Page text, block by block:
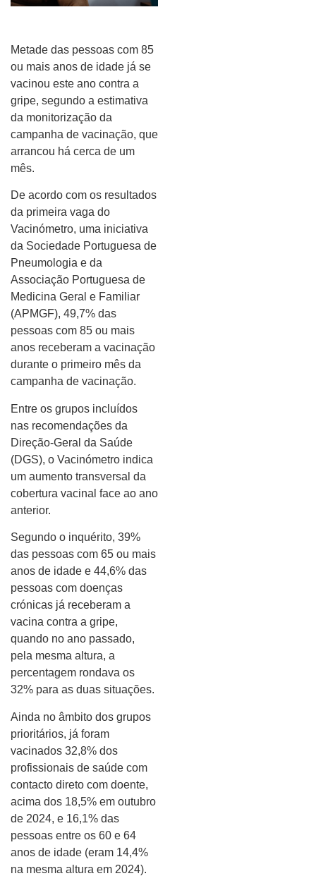
Metade das pessoas com 85
ou mais anos de idade já se
vacinou este ano contra a
gripe, segundo a estimativa
da monitorização da
campanha de vacinação, que
arrancou há cerca de um
mês.
De acordo com os resultados
da primeira vaga do
Vacinómetro, uma iniciativa
da Sociedade Portuguesa de
Pneumologia e da
Associação Portuguesa de
Medicina Geral e Familiar
(APMGF), 49,7% das
pessoas com 85 ou mais
anos receberam a vacinação
durante o primeiro mês da
campanha de vacinação.
Entre os grupos incluídos
nas recomendações da
Direção-Geral da Saúde
(DGS), o Vacinómetro indica
um aumento transversal da
cobertura vacinal face ao ano
anterior.
Segundo o inquérito, 39%
das pessoas com 65 ou mais
anos de idade e 44,6% das
pessoas com doenças
crónicas já receberam a
vacina contra a gripe,
quando no ano passado,
pela mesma altura, a
percentagem rondava os
32% para as duas situações.
Ainda no âmbito dos grupos
prioritários, já foram
vacinados 32,8% dos
profissionais de saúde com
contacto direto com doente,
acima dos 18,5% em outubro
de 2024, e 16,1% das
pessoas entre os 60 e 64
anos de idade (eram 14,4%
na mesma altura em 2024).